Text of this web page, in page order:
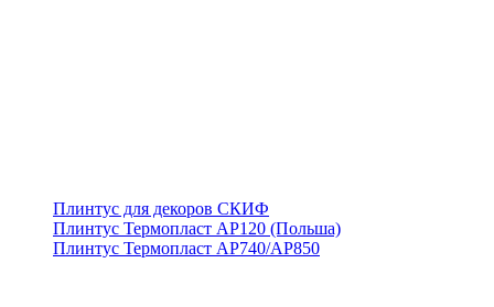
Плинтус для декоров СКИФ
Плинтус Термопласт АР120 (Польша)
Плинтус Термопласт АР740/АР850